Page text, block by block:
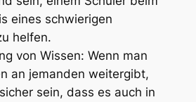
eines schwierigen
helfen.
von Wissen: Wenn man
an jemanden weitergibt,
sein, dass es auch in